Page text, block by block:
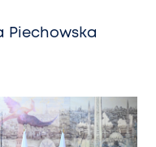
Piechowska